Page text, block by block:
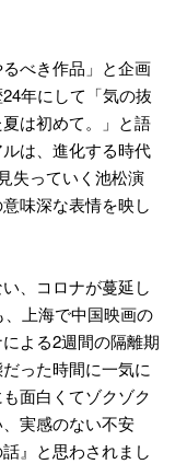
べき作品」と企画
年にして「気の抜
は初めて。」と語
は、進化する時代
失っていく池松演
味深な表情を映し
、コロナが蔓延し
上海で中国映画の
よる2週間の隔離期
った時間に一気に
面白くてゾクゾク
実感のない不安
』と思わされまし